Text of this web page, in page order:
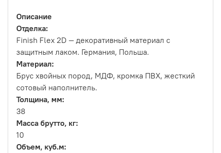
Описание
Отделка:
Finish Flex 2D — декоративный материал с
защитным лаком. Германия, Польша.
Материал:
Брус хвойных пород, МДФ, кромка ПВХ, жесткий
сотовый наполнитель.
Толщина, мм:
38
Масса брутто, кг:
10
Объем, куб.м: